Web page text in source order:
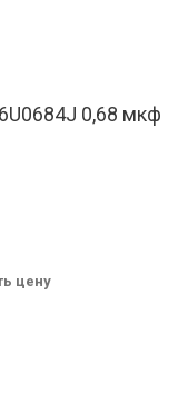
0,68 мкф
по России.
цену